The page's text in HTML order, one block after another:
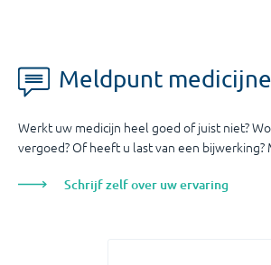
Meldpunt
Werkt uw medicijn heel goed of juist niet?
vergoed? Of heeft u last van een bijwerking?
Schrijf zelf over uw ervaring